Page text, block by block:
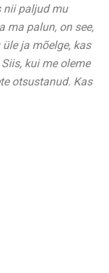
nii paljud mu
ma palun, on see,
ja mõelge, kas
kui me oleme
otsustanud. Kas